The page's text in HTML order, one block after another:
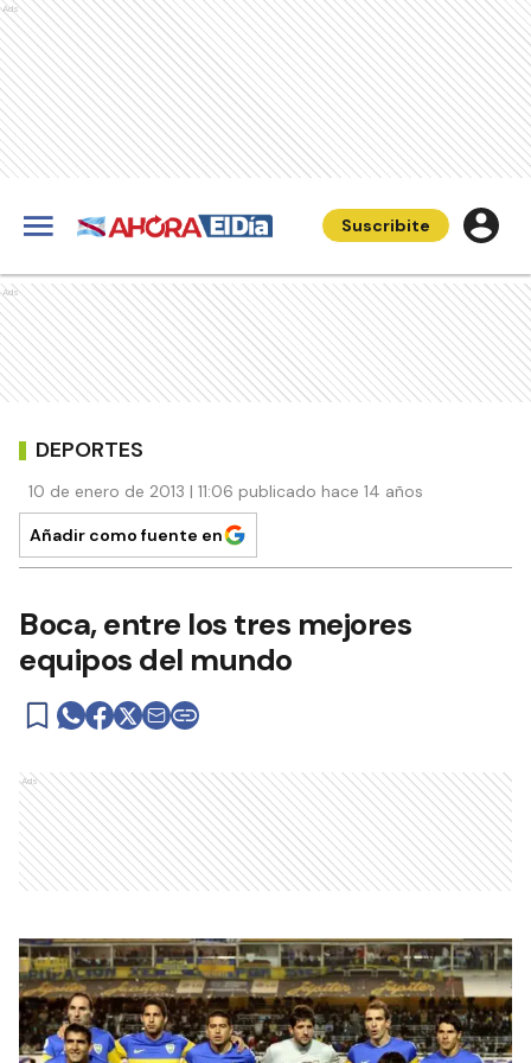
Ads
Suscribite
Ads
DEPORTES
10 de enero de 2013 | 11:06 publicado hace 14 años
Añadir como fuente en
Boca, entre los tres mejores
equipos del mundo
Ads